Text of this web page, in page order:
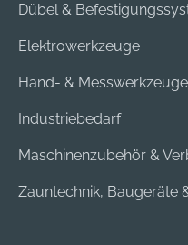
Dübel &
Elektrowerkzeuge
Hand- & Messwerkzeuge
Industriebedarf
Maschinenzubehör &
Zauntechnik, Baugeräte